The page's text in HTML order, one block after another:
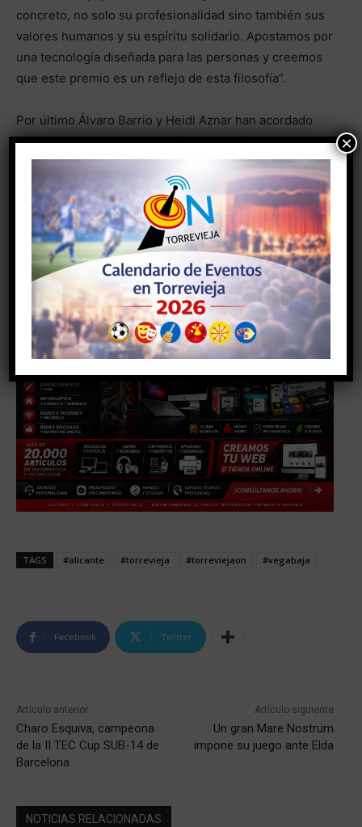
concreto, no solo su profesionalidad sino también sus
valores humanos y su espíritu solidario. Apostamos por
una tecnología diseñada para las personas y creemos
que este premio es un reflejo de esta filosofía”.
Por último Álvaro Barrio y Heidi Aznar han acordado
que sea el Centro Alpe el próximo beneficiario de la
segunda edición de la campaña AYUDA GANANDO que
Toloal puso en marcha las pasadas navidades
- Anuncio -
TAGS #alicante #torrevieja #torreviejaon #vegabaja
Facebook Twitter
Artículo anterior
Charo Esquiva, campeona
de la II TEC Cup SUB-14 de
Barcelona
Artículo siguiente
Un gran Mare Nostrum
impone su juego ante Elda
NOTICIAS RELACIONADAS
×